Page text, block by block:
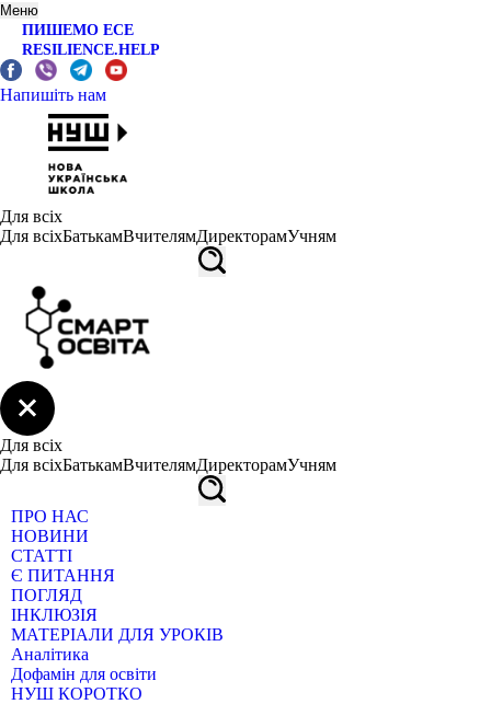
Меню
ПИШЕМО ЕСЕ
RESILIENCE.HELP
Напишіть нам
Для всіх
Для всіхБатькамВчителямДиректорамУчням
Для всіх
Для всіхБатькамВчителямДиректорамУчням
ПРО НАС
НОВИНИ
СТАТТІ
Є ПИТАННЯ
ПОГЛЯД
ІНКЛЮЗІЯ
МАТЕРІАЛИ ДЛЯ УРОКІВ
Аналітика
Дофамін для освіти
НУШ КОРОТКО